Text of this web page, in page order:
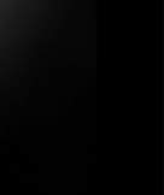
ΠΕΡΙΟΧΉΣ ΈΞΩ